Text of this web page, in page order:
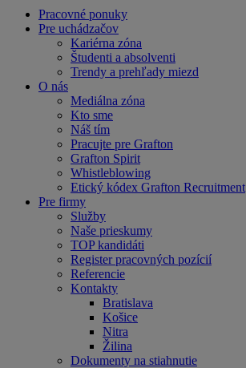
Pracovné ponuky
Pre uchádzačov
Kariérna zóna
Študenti a absolventi
Trendy a prehľady miezd
O nás
Mediálna zóna
Kto sme
Náš tím
Pracujte pre Grafton
Grafton Spirit
Whistleblowing
Etický kódex Grafton Recruitment
Pre firmy
Služby
Naše prieskumy
TOP kandidáti
Register pracovných pozícií
Referencie
Kontakty
Bratislava
Košice
Nitra
Žilina
Dokumenty na stiahnutie